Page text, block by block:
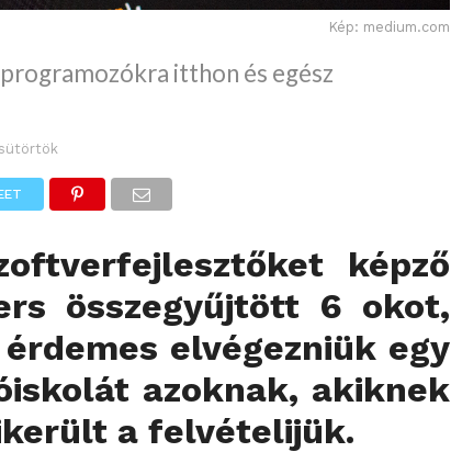
Kép: medium.com
itthon és egész
képző
összegyűjtött 6 okot,
elvégezniük egy
azoknak, akiknek
a felvételijük.